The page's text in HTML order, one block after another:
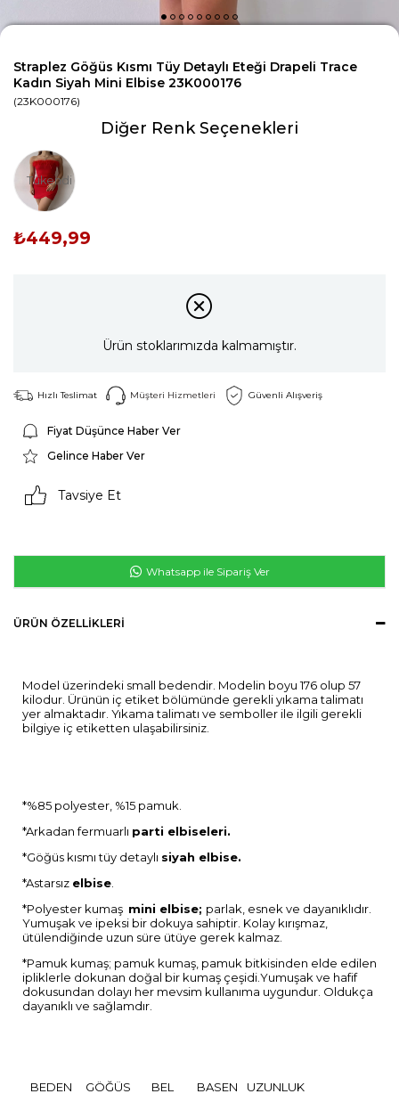
Straplez Göğüs Kısmı Tüy Detaylı Eteği Drapeli Trace
Kadın Siyah Mini Elbise 23K000176
(23K000176)
Diğer Renk Seçenekleri
Tükendi
₺449,99
Ürün stoklarımızda kalmamıştır.
Hızlı Teslimat Müşteri Hizmetleri Güvenli Alışveriş
Fiyat Düşünce Haber Ver
Gelince Haber Ver
Tavsiye Et
Whatsapp ile Sipariş Ver
ÜRÜN ÖZELLIKLERI
Model üzerindeki small bedendir. Modelin boyu 176 olup 57
kilodur. Ürünün iç etiket bölümünde gerekli yıkama talimatı
yer almaktadır. Yıkama talimatı ve semboller ile ilgili gerekli
bilgiye iç etiketten ulaşabilirsiniz.
*%85 polyester, %15 pamuk.
*Arkadan fermuarlı parti elbiseleri.
*Göğüs kısmı tüy detaylı siyah elbise.
*Astarsız elbise.
*Polyester kumaş mini elbise; parlak, esnek ve dayanıklıdır.
Yumuşak ve ipeksi bir dokuya sahiptir. Kolay kırışmaz,
ütülendiğinde uzun süre ütüye gerek kalmaz.
*Pamuk kumaş; pamuk kumaş, pamuk bitkisinden elde edilen
ipliklerle dokunan doğal bir kumaş çeşidi.Yumuşak ve hafif
dokusundan dolayı her mevsim kullanıma uygundur. Oldukça
dayanıklı ve sağlamdır.
BEDEN GÖĞÜS BEL BASEN
UZUNLUK